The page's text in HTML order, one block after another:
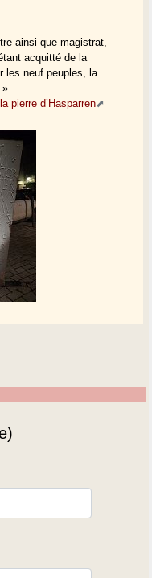
ainsi que magistrat,
acquitté de la
les neuf peuples, la
»
pierre d’Hasparren